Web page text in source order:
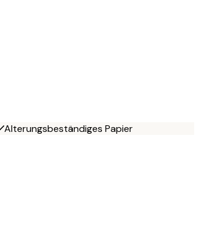
Alterungsbeständiges Papier